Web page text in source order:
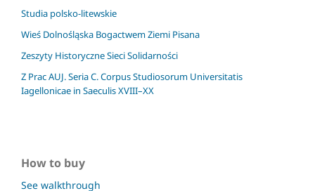
Studia polsko-litewskie
Wieś Dolnośląska Bogactwem Ziemi Pisana
Zeszyty Historyczne Sieci Solidarności
Z Prac AUJ. Seria C. Corpus Studiosorum Universitatis
Iagellonicae in Saeculis XVIII–XX
How to buy
See walkthrough